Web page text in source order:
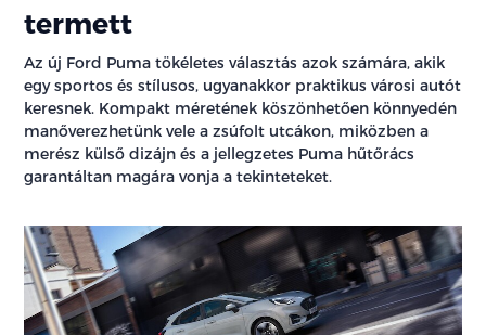
termett
Az új Ford Puma tökéletes választás azok számára, akik
egy sportos és stílusos, ugyanakkor praktikus városi autót
keresnek. Kompakt méretének köszönhetően könnyedén
manőverezhetünk vele a zsúfolt utcákon, miközben a
merész külső dizájn és a jellegzetes Puma hűtőrács
garantáltan magára vonja a tekinteteket.